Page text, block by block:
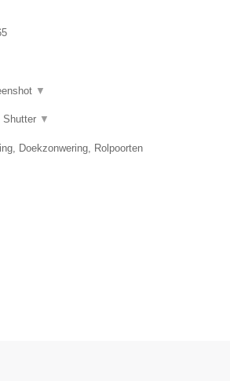
▼
Shutter ▼
Doekzonwering, Rolpoorten